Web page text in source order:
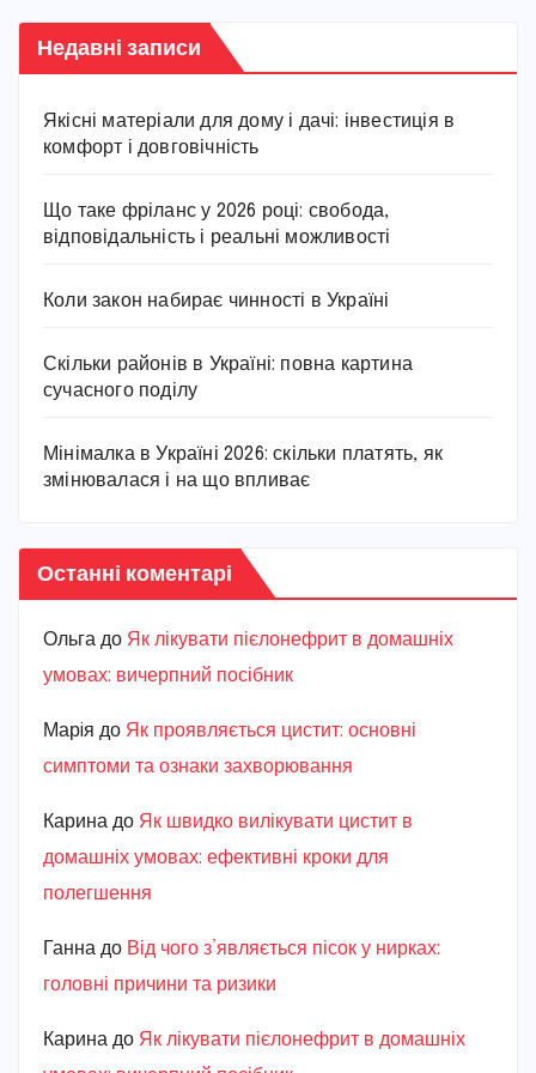
Недавні записи
Якісні матеріали для дому і дачі: інвестиція в
комфорт і довговічність
Що таке фріланс у 2026 році: свобода,
відповідальність і реальні можливості
Коли закон набирає чинності в Україні
Скільки районів в Україні: повна картина
сучасного поділу
Мінімалка в Україні 2026: скільки платять, як
змінювалася і на що впливає
Останні коментарі
Ольга до Як лікувати пієлонефрит в домашніх
умовах: вичерпний посібник
Марiя до Як проявляється цистит: основні
симптоми та ознаки захворювання
Карина до Як швидко вилікувати цистит в
домашніх умовах: ефективні кроки для
полегшення
Ганна до Від чого з’являється пісок у нирках:
головні причини та ризики
Карина до Як лікувати пієлонефрит в домашніх